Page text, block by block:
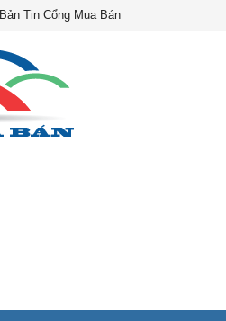
Bản Tin Cổng Mua Bán